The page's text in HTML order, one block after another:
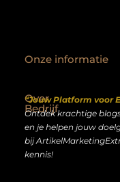
Over
Bedrijf
“Jouw Platform voor
Ontdek krachtige
en je helpen jouw
bij
kennis!
Onze informatie